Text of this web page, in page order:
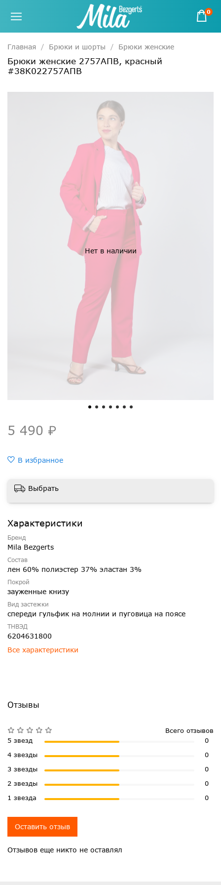
0
Главная Брюки и шорты Брюки женские
Брюки женские 2757АПВ, красный
#38К022757АПВ
Нет в наличии
5 490 ₽
В избранное
Выбрать
Характеристики
Бренд
Mila Bezgerts
Состав
лен 60% полиэстер 37% эластан 3%
Покрой
зауженные книзу
Вид застежки
спереди гульфик на молнии и пуговица на поясе
ТНВЭД
6204631800
Все характеристики
Отзывы
Отзывов еще никто не оставлял
Всего отзывов
5 звезд
0
4 звезды
0
3 звезды
0
2 звезды
0
1 звезда
0
Оставить отзыв